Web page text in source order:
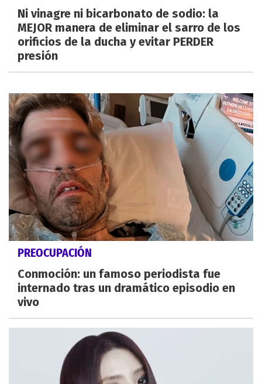
Ni vinagre ni bicarbonato de sodio: la
MEJOR manera de eliminar el sarro de los
orificios de la ducha y evitar PERDER
presión
PREOCUPACIÓN
Conmoción: un famoso periodista fue
internado tras un dramático episodio en
vivo